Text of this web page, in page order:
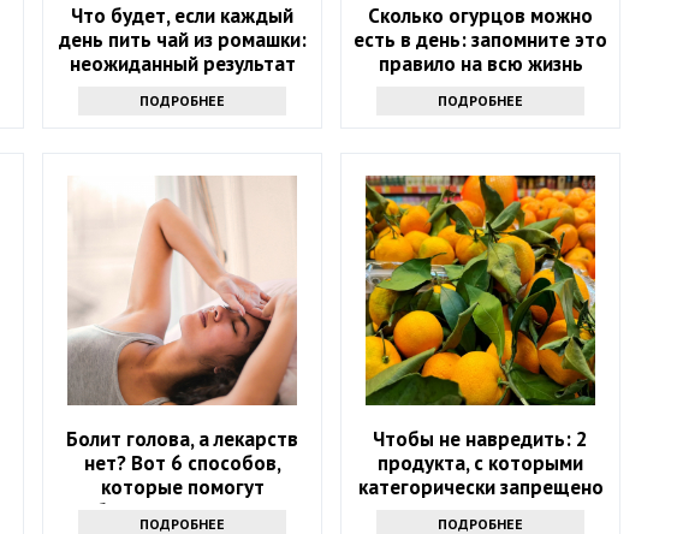
Что будет, если каждый
день пить чай из ромашки:
неожиданный результат
ПОДРОБНЕЕ
Сколько огурцов можно
есть в день: запомните это
правило на всю жизнь
ПОДРОБНЕЕ
Болит голова, а лекарств
нет? Вот 6 способов,
которые помогут
избавиться от напасти
ПОДРОБНЕЕ
Чтобы не навредить: 2
продукта, с которыми
категорически запрещено
ПОДРОБНЕЕ